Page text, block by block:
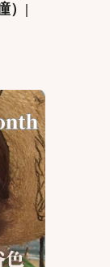
）|